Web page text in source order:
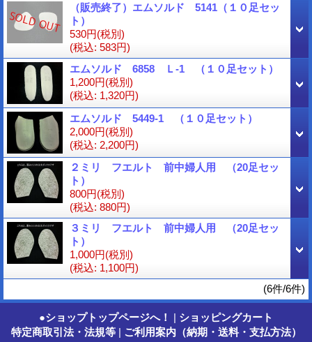
（販売終了）エムソルド 5141（１０足セッ
ト）
530円(税別)
(税込: 583円)
エムソルド 6858 Ｌ-1 （１０足セット）
1,200円(税別)
(税込: 1,320円)
エムソルド 5449-1 （１０足セット）
2,000円(税別)
(税込: 2,200円)
２ミリ フエルト 前中婦人用 （20足セッ
ト）
800円(税別)
(税込: 880円)
３ミリ フエルト 前中婦人用 （20足セッ
ト）
1,000円(税別)
(税込: 1,100円)
(6件/6件)
●ショップトップページへ！ | ショッピングカート
特定商取引法・法規等 | ご利用案内（納期・送料・支払方法）